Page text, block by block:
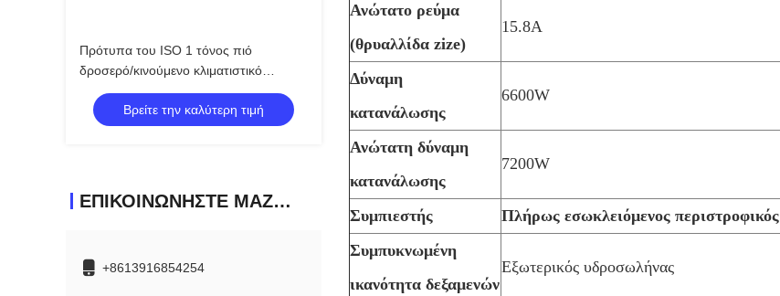
Πρότυπα του ISO 1 τόνος πιό
δροσερό/κινούμενο κλιματιστικό
μηχάνημα χαμηλής ισχύος Comsuption
σημείωνΒρείτε την καλύτερη τιμή
ΕΠΙΚΟΙΝΩΝΉΣΤΕ ΜΑΖΊ ΜΑΣ
+8613916854254
Ανώτατο ρεύμα
(θρυαλλίδα zize)
15.8A
Δύναμη
κατανάλωσης
6600W
Ανώτατη δύναμη
κατανάλωσης
7200W
Συμπιεστής
Πλήρως εσωκλειόμενος περιστροφικός
Συμπυκνωμένη
ικανότητα δεξαμενών
Εξωτερικός υδροσωλήνας